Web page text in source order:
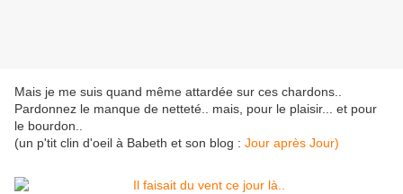
Mais je me suis quand même attardée sur ces chardons..
Pardonnez le manque de netteté.. mais, pour le plaisir... et pour
le bourdon..
(un p'tit clin d'oeil à Babeth et son blog : Jour après Jour)